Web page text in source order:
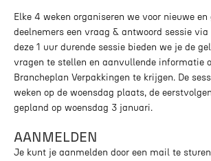
Elke 4 weken organiseren we voor nieuwe en
deelnemers een vraag & antwoord sessie via
deze 1 uur durende sessie bieden we je de
vragen te stellen en aanvullende informatie
Brancheplan Verpakkingen te krijgen. De
weken op de woensdag plaats, de
gepland op woensdag 3 januari.
AANMELDEN
Je kunt je aanmelden door een mail te